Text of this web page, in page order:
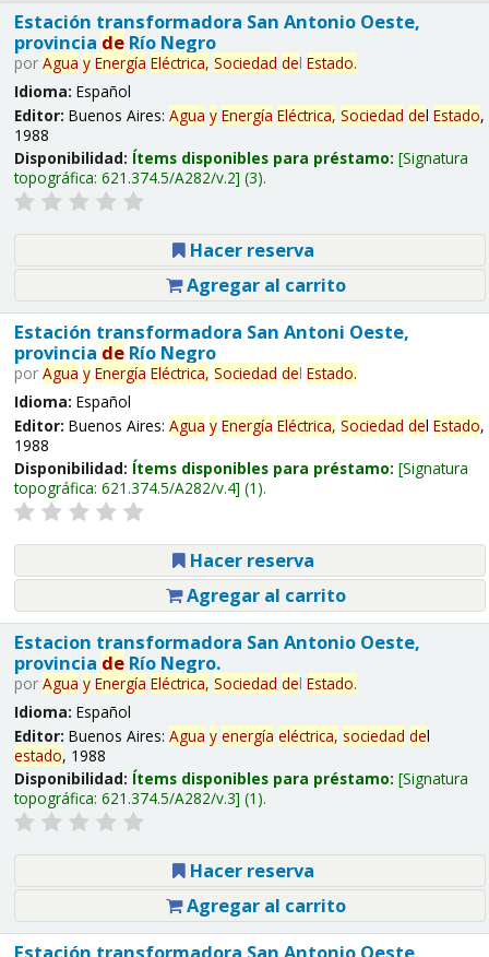
Estación transformadora San Antonio Oeste,
provincia deRío Negro
por Agua y Energía Eléctrica, Sociedad del Estado.
Idioma: Español
Editor: Buenos Aires: Agua y Energía Eléctrica, Sociedad del Estado,
1988
Disponibilidad: Ítems disponibles para préstamo: Signatura
topográfica: 621.374.5/A282/v.2 (3).
Hacer reserva
Agregar al carrito
Estación transformadora San Antoni Oeste,
provincia deRío Negro
por Agua y Energía Eléctrica, Sociedad del Estado.
Idioma: Español
Editor: Buenos Aires: Agua y Energía Eléctrica, Sociedad del Estado,
1988
Disponibilidad: Ítems disponibles para préstamo: Signatura
topográfica: 621.374.5/A282/v.4 (1).
Hacer reserva
Agregar al carrito
Estacion transformadora San Antonio Oeste,
provincia deRío Negro.
por Agua y Energía Eléctrica, Sociedad del Estado.
Idioma: Español
Editor: Buenos Aires: Agua y energía eléctrica, sociedad del
estado, 1988
Disponibilidad: Ítems disponibles para préstamo: Signatura
topográfica: 621.374.5/A282/v.3 (1).
Hacer reserva
Agregar al carrito